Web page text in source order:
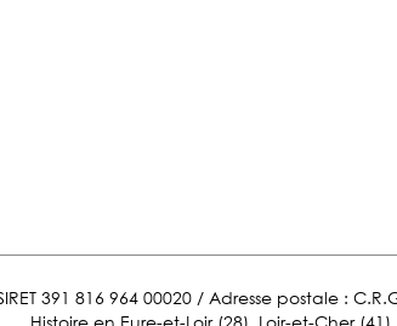
391 816 964 00020 / Adresse postale :